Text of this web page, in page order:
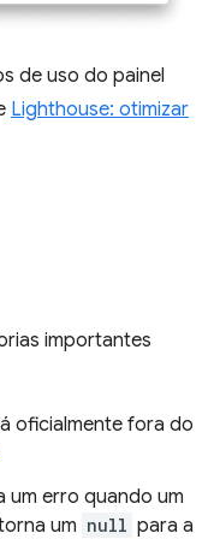
de uso do painel
Lighthouse: otimizar
importantes
oficialmente fora do
um erro quando um
um null para a